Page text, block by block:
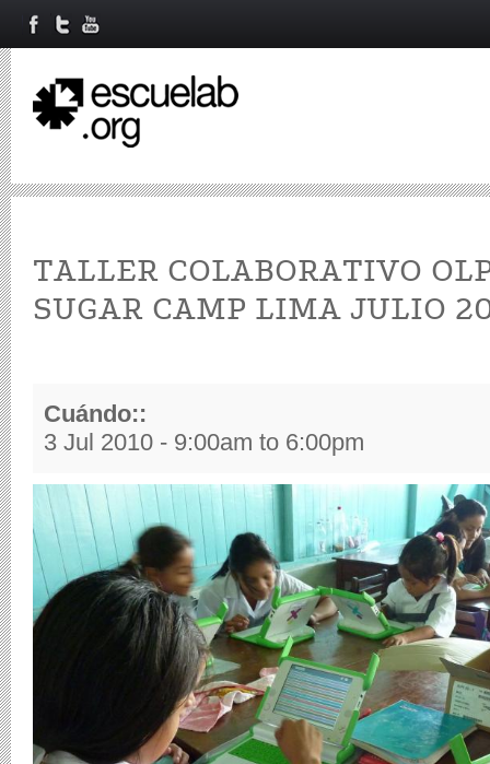
TALLER COLABORATIVO
SUGAR CAMP LIMA JULIO
Cuándo::
3 Jul 2010 - 9:00am to 6:00pm